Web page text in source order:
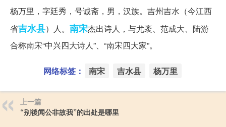
杨万里，字廷秀，号诚斋，男，汉族。吉州吉水（今江西
省吉水县）人。 南宋杰出诗人，与尤袤、范成大、陆游
合称南宋“中兴四大诗人”、“南宋四大家”。
网络标签： 南宋 吉水县 杨万里
上一篇
“别後闻公非故我”的出处是哪里